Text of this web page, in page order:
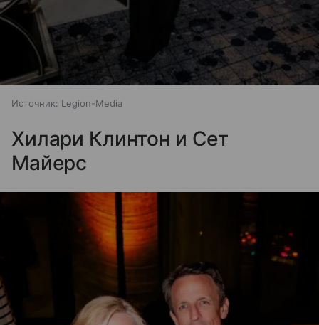
Источник: Legion-Media
Хилари Клинтон и Сет
Майерс